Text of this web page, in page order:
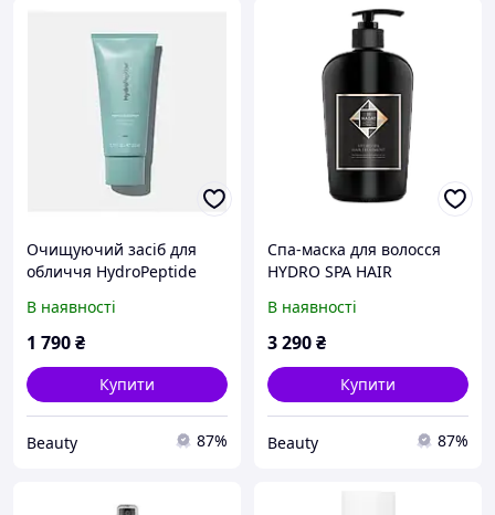
Очищуючий засіб для
обличчя HydroPeptide
В наявності
1 790₴
Купити
Beauty 87%
Спа-маска для волосся
HYDRO SPA HAIR
В наявності
3 290₴
Купити
Beauty 87%